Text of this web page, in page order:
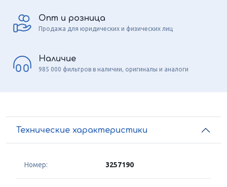
Опт и розница
Продажа для юридических и физических лиц
Наличие
985 000 фильтров в наличии, оригиналы и аналоги
Технические характеристики
Номер: 3257190